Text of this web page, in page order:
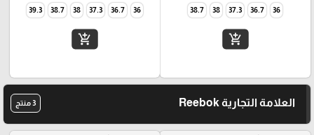
36
36.7
37.3
38
38.7
add_shopping_cart
36
36.7
37.3
38
38.7
39.3
add_shopping_cart
العلامة التجارية Reebok 3 منتج